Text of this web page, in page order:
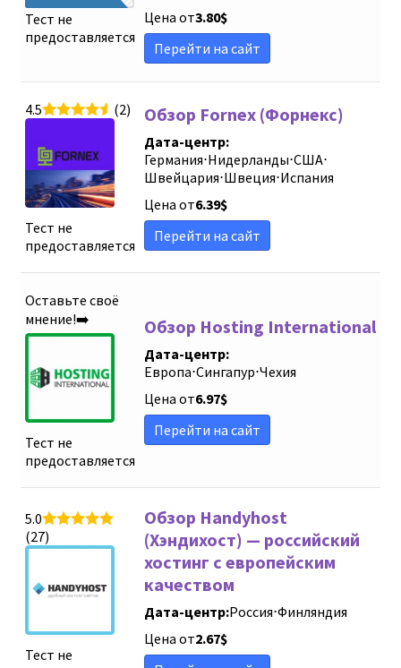
Тест не
предоставляется
Цена от3.80$
Перейти на сайт
4.5 (2)
Тест не
предоставляется
Обзор Fornex (Форнекс)
Дата-центр:
Германия⋅Нидерланды⋅США⋅
Швейцария⋅Швеция⋅Испания
Цена от6.39$
Перейти на сайт
Оставьте своё
мнение!➡️
Тест не
предоставляется
Обзор Hosting International
Дата-центр:
Европа⋅Сингапур⋅Чехия
Цена от6.97$
Перейти на сайт
5.0
(27)
Тест не
Обзор Handyhost
(Хэндихост) — российский
хостинг с европейским
качеством
Дата-центр:Россия⋅Финляндия
Цена от2.67$